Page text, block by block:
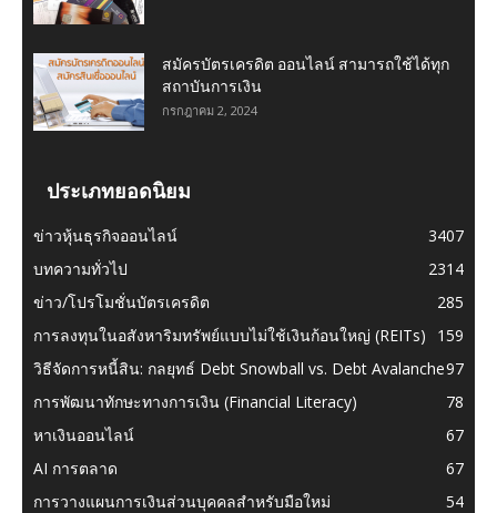
สมัครบัตรเครดิต ออนไลน์ สามารถใช้ได้ทุก
สถาบันการเงิน
กรกฎาคม 2, 2024
ประเภทยอดนิยม
ข่าวหุ้นธุรกิจออนไลน์
3407
บทความทั่วไป
2314
ข่าว/โปรโมชั่นบัตรเครดิต
285
การลงทุนในอสังหาริมทรัพย์แบบไม่ใช้เงินก้อนใหญ่ (REITs)
159
วิธีจัดการหนี้สิน: กลยุทธ์ Debt Snowball vs. Debt Avalanche97
การพัฒนาทักษะทางการเงิน (Financial Literacy)
78
หาเงินออนไลน์
67
AI การตลาด
67
การวางแผนการเงินส่วนบุคคลสำหรับมือใหม่
54